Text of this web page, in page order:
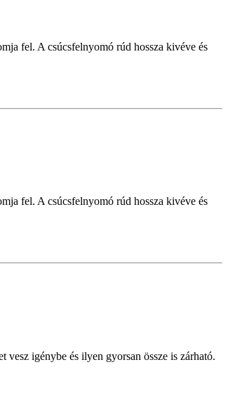
fel. A csúcsfelnyomó rúd hossza kivéve és
fel. A csúcsfelnyomó rúd hossza kivéve és
igénybe és ilyen gyorsan össze is zárható.